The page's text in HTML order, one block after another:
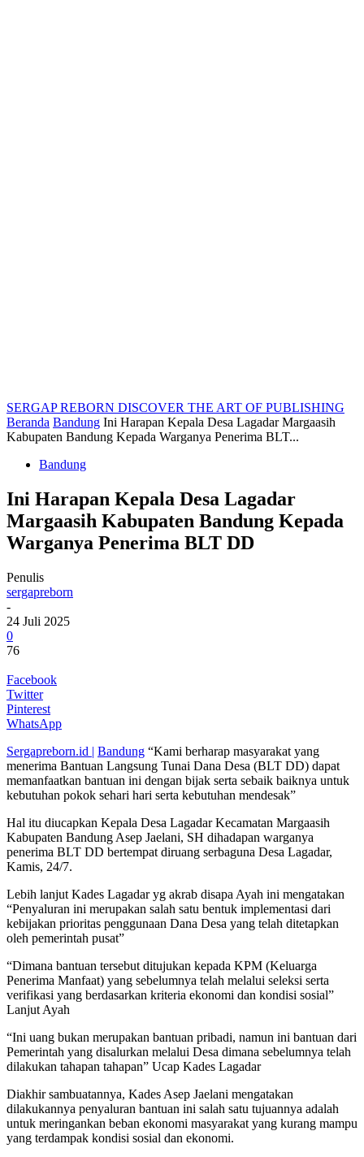
SERGAP REBORN DISCOVER THE ART OF PUBLISHING
Beranda Bandung Ini Harapan Kepala Desa Lagadar Margaasih
Kabupaten Bandung Kepada Warganya Penerima BLT...
Bandung
Ini Harapan Kepala Desa Lagadar
Margaasih Kabupaten Bandung Kepada
Warganya Penerima BLT DD
Penulis
sergapreborn
-
24 Juli 2025
0
76
Facebook
Twitter
Pinterest
WhatsApp
Sergapreborn.id | Bandung “Kami berharap masyarakat yang
menerima Bantuan Langsung Tunai Dana Desa (BLT DD) dapat
memanfaatkan bantuan ini dengan bijak serta sebaik baiknya untuk
kebutuhan pokok sehari hari serta kebutuhan mendesak”
Hal itu diucapkan Kepala Desa Lagadar Kecamatan Margaasih
Kabupaten Bandung Asep Jaelani, SH dihadapan warganya
penerima BLT DD bertempat diruang serbaguna Desa Lagadar,
Kamis, 24/7.
Lebih lanjut Kades Lagadar yg akrab disapa Ayah ini mengatakan
“Penyaluran ini merupakan salah satu bentuk implementasi dari
kebijakan prioritas penggunaan Dana Desa yang telah ditetapkan
oleh pemerintah pusat”
“Dimana bantuan tersebut ditujukan kepada KPM (Keluarga
Penerima Manfaat) yang sebelumnya telah melalui seleksi serta
verifikasi yang berdasarkan kriteria ekonomi dan kondisi sosial”
Lanjut Ayah
“Ini uang bukan merupakan bantuan pribadi, namun ini bantuan dari
Pemerintah yang disalurkan melalui Desa dimana sebelumnya telah
dilakukan tahapan tahapan” Ucap Kades Lagadar
Diakhir sambuatannya, Kades Asep Jaelani mengatakan
dilakukannya penyaluran bantuan ini salah satu tujuannya adalah
untuk meringankan beban ekonomi masyarakat yang kurang mampu
yang terdampak kondisi sosial dan ekonomi.